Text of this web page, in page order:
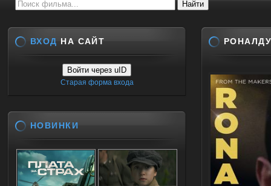
ВХОД НА САЙТ
Войти через uID
Старая форма входа
НОВИНКИ